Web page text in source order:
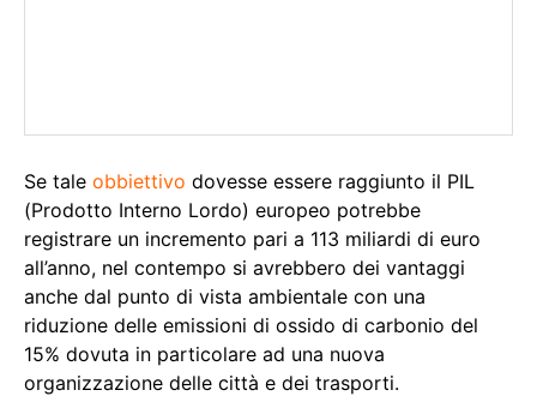
Se tale obbiettivo dovesse essere raggiunto il PIL
(Prodotto Interno Lordo) europeo potrebbe
registrare un incremento pari a 113 miliardi di euro
all’anno, nel contempo si avrebbero dei vantaggi
anche dal punto di vista ambientale con una
riduzione delle emissioni di ossido di carbonio del
15% dovuta in particolare ad una nuova
organizzazione delle città e dei trasporti.